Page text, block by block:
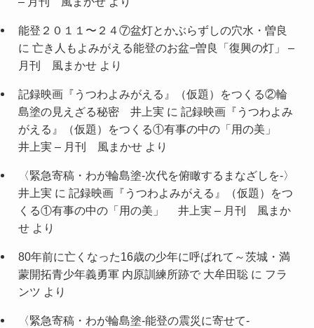
能登２０１１〜２４⑦盆灯とかぶらずしの穴水・曽良
に 亡き人もよみがえる能登のお盆−曽良「復興の灯」 –
月刊 風まかせより
記録映画『うつわよみがえる』（仮題）をつくる②輪
島塗の見えざる秘密 井上実 に 記録映画『うつわよみ
がえる』（仮題）をつくる①有事の中の「用の美」
井上実 – 月刊 風まかせより
〈緊急寄稿・わが輪島塗-次代を俯瞰するまなざしを-〉
井上実 に 記録映画『うつわよみがえる』（仮題）をつ
くる①有事の中の「用の美」 井上実 – 月刊 風まか
せより
80年前に亡くなった16歳の少年に呼ばれて～茨城・満
蒙開拓青少年義勇軍 内原訓練所跡で 大牟田聡に フラ
ンツ より
〈緊急寄稿・わが輪島塗-能登の震災に寄せて-